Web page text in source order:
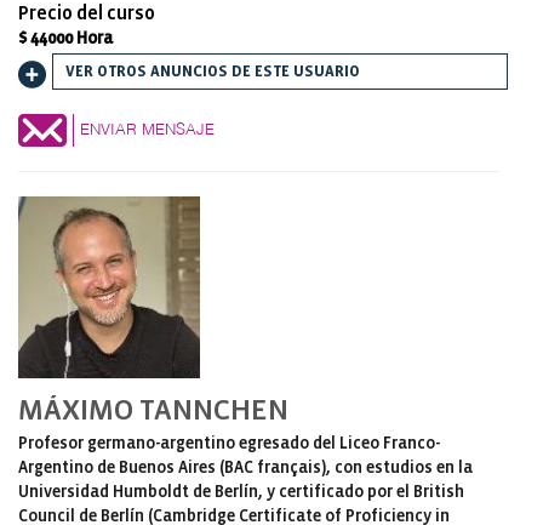
Precio del curso
$ 44000 Hora
VER OTROS ANUNCIOS DE ESTE USUARIO
ENVIAR MENSAJE
MÁXIMO TANNCHEN
Profesor germano-argentino egresado del Liceo Franco-
Argentino de Buenos Aires (BAC français), con estudios en la
Universidad Humboldt de Berlín, y certificado por el British
Council de Berlín (Cambridge Certificate of Proficiency in